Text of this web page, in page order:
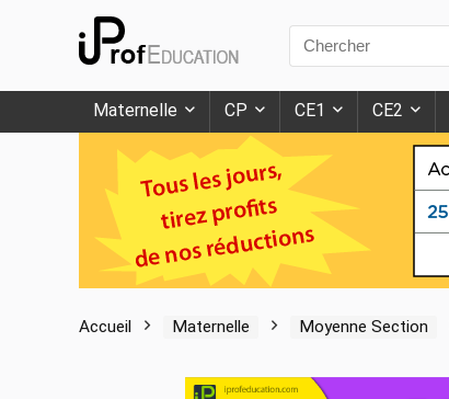
Search
for:
Maternelle CP CE1 CE2
Accueil Maternelle Moyenne Section